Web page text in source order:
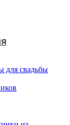
для свадьбы